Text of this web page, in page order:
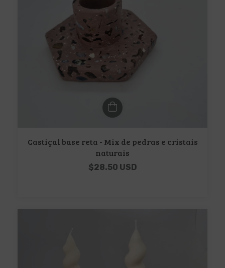
Castiçal base reta - Mix de pedras e cristais
naturais
$28.50 USD